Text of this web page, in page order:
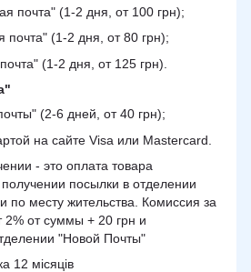
почта" (1-2 дня, от 100 грн);
почта" (1-2 дня, от 80 грн);
(1-2 дня, от 125 грн).
(2-6 дней, от 40 грн);
на сайте Visa или Mastercard.
- это оплата товара
посылки в отделении
по месту жительства. Комиссия за
2% от суммы + 20 грн и
"Новой Почты"
12 місяців